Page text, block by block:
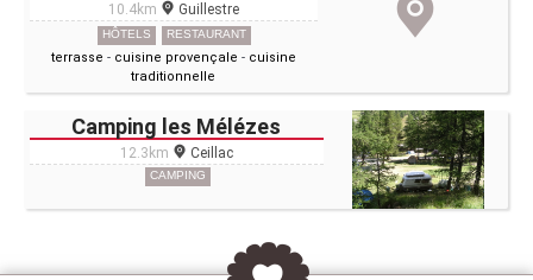
10.4km Guillestre
HÔTELS RESTAURANT
terrasse - cuisine provençale - cuisine
traditionnelle
Camping les Mélézes
12.3km Ceillac
CAMPING